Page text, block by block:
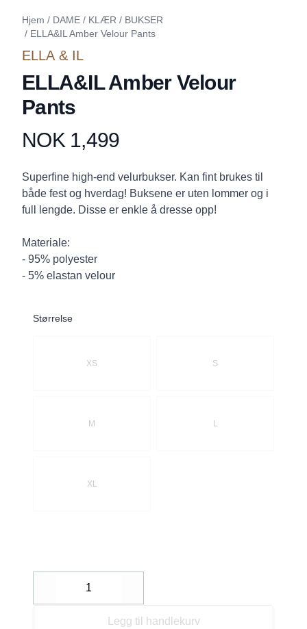
Hjem / DAME / KLÆR / BUKSER
/ ELLA&IL Amber Velour Pants
ELLA & IL
ELLA&IL Amber Velour
Pants
Produktdetaljer
NOK 1,499
Description
Superfine high-end velurbukser. Kan fint brukes til
både fest og hverdag! Buksene er uten lommer og i
full lengde. Disse er enkle å dresse opp!
Materiale:
- 95% polyester
- 5% elastan velour
Størrelse
XS S
M L
XL
Decrease
Legg til handlekurv